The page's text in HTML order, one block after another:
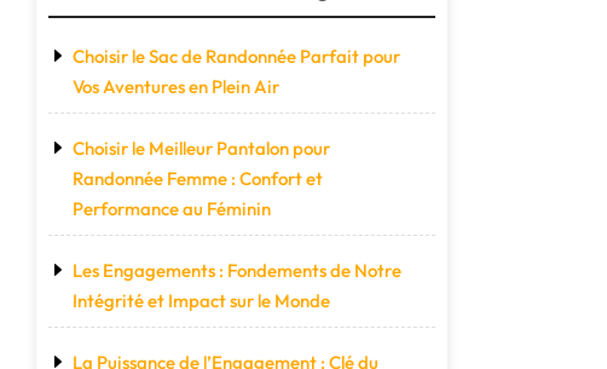
Choisir le Sac de Randonnée Parfait pour
Vos Aventures en Plein Air
Choisir le Meilleur Pantalon pour
Randonnée Femme : Confort et
Performance au Féminin
Les Engagements : Fondements de Notre
Intégrité et Impact sur le Monde
La Puissance de l’Engagement : Clé du